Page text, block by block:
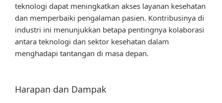
teknologi dapat meningkatkan akses layanan kesehatan
dan memperbaiki pengalaman pasien. Kontribusinya di
industri ini menunjukkan betapa pentingnya kolaborasi
antara teknologi dan sektor kesehatan dalam
menghadapi tantangan di masa depan.
Harapan dan Dampak